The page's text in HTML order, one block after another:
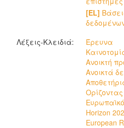
[EL]
Λέξεις-Κλειδιά:
Έρευνα
Ανοικτή
Ανοικτά
Horizon
European